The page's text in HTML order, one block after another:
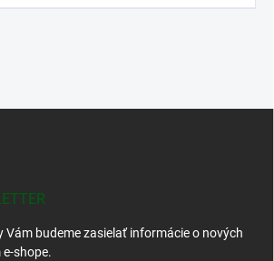
Vám budeme zasielať informácie o nových
shope.